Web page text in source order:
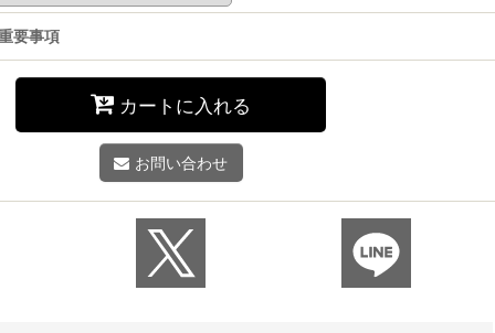
要事項
カートに入れる
お問い合わせ